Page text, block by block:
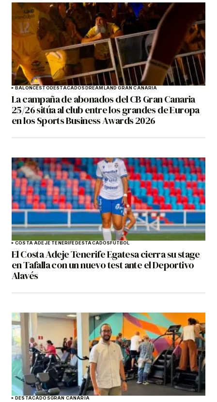
BALONCESTODESTACADOSDREAMLAND GRAN CANARIA
La campaña de abonados del CB Gran Canaria
25/26 sitúa al club entre los grandes de Europa
en los Sports Business Awards 2026
COSTA ADEJE TENERIFEDESTACADOSFÚTBOL
El Costa Adeje Tenerife Egatesa cierra su stage
en Tafalla con un nuevo test ante el Deportivo
Alavés
DESTACADOSGRAN CANARIA